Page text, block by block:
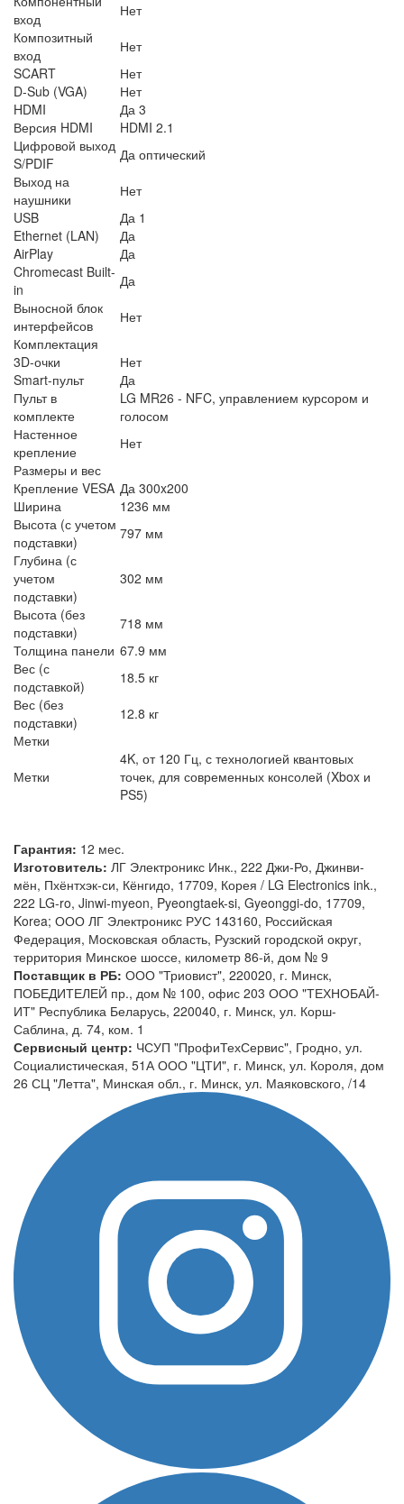
вход
Нет
Композитный
вход
Нет
SCART
Нет
D-Sub (VGA)
Нет
HDMI
Да 3
Версия HDMI
HDMI 2.1
Цифровой выход
S/PDIF
Да оптический
Выход на
наушники
Нет
USB
Да 1
Ethernet (LAN)
Да
AirPlay
Да
Chromecast Built-
in
Да
Выносной блок
интерфейсов
Нет
Комплектация
3D-очки
Нет
Smart-пульт
Да
Пульт в
комплекте
LG MR26 - NFC, управлением курсором и
голосом
Настенное
крепление
Нет
Размеры и вес
Крепление VESA Да 300x200
Ширина
1236 мм
Высота (с учетом
подставки)
797 мм
Глубина (с
учетом
подставки)
302 мм
Высота (без
подставки)
718 мм
Толщина панели 67.9 мм
Вес (с
подставкой)
18.5 кг
Вес (без
подставки)
12.8 кг
Метки
Метки
4K, от 120 Гц, с технологией квантовых
точек, для современных консолей (Xbox и
PS5)
Гарантия: 12 мес.
Изготовитель: ЛГ Электроникс Инк., 222 Джи-Ро, Джинви-
мён, Пхёнтхэк-си, Кёнгидо, 17709, Корея / LG Electronics ink.,
222 LG-ro, Jinwi-myeon, Pyeongtaek-si, Gyeonggi-do, 17709,
Korea; ООО ЛГ Электроникс РУС 143160, Российская
Федерация, Московская область, Рузский городской округ,
территория Минское шоссе, километр 86-й, дом № 9
Поставщик в РБ: ООО "Триовист", 220020, г. Минск,
ПОБЕДИТЕЛЕЙ пр., дом № 100, офис 203 ООО "ТЕХНОБАЙ-
ИТ" Республика Беларусь, 220040, г. Минск, ул. Корш-
Саблина, д. 74, ком. 1
Сервисный центр: ЧСУП "ПрофиТехСервис", Гродно, ул.
Социалистическая, 51А ООО "ЦТИ", г. Минск, ул. Короля, дом
26 СЦ "Летта", Минская обл., г. Минск, ул. Маяковского, /14